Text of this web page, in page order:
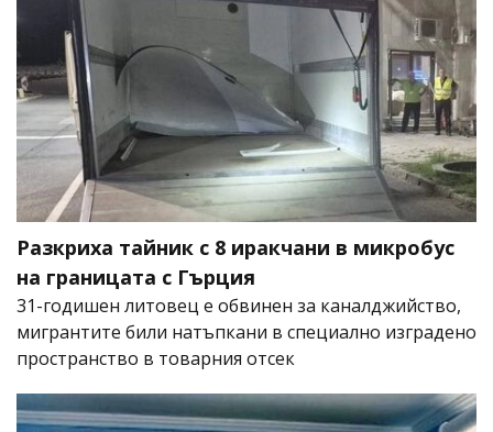
Разкриха тайник с 8 иракчани в микробус
на границата с Гърция
31-годишен литовец е обвинен за каналджийство,
мигрантите били натъпкани в специално изградено
пространство в товарния отсек